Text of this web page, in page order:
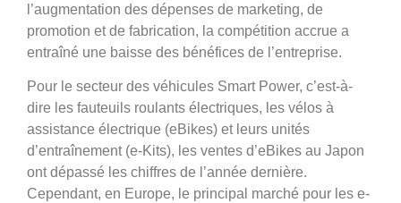
l’augmentation des dépenses de marketing, de
promotion et de fabrication, la compétition accrue a
entraîné une baisse des bénéfices de l’entreprise.
Pour le secteur des véhicules Smart Power, c’est-à-
dire les fauteuils roulants électriques, les vélos à
assistance électrique (eBikes) et leurs unités
d’entraînement (e-Kits), les ventes d’eBikes au Japon
ont dépassé les chiffres de l’année dernière.
Cependant, en Europe, le principal marché pour les e-